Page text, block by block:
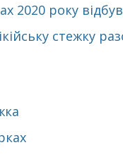
2020 року
стежку